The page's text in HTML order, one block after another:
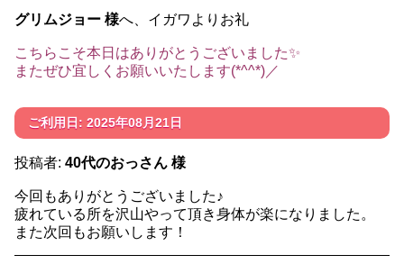
グリムジョー 様へ、イガワよりお礼
こちらこそ本日はありがとうございました✨
またぜひ宜しくお願いいたします(*^^*)／
ご利用日: 2025年08月21日
投稿者: 40代のおっさん 様
今回もありがとうございました♪
疲れている所を沢山やって頂き身体が楽になりました。
また次回もお願いします！